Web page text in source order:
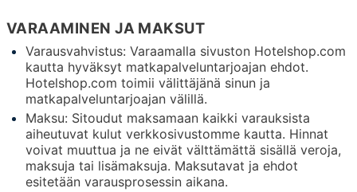
VARAAMINEN JA MAKSUT
Varausvahvistus: Varaamalla sivuston Hotelshop.com
kautta hyväksyt matkapalveluntarjoajan ehdot.
Hotelshop.com toimii välittäjänä sinun ja
matkapalveluntarjoajan välillä.
Maksu: Sitoudut maksamaan kaikki varauksista
aiheutuvat kulut verkkosivustomme kautta. Hinnat
voivat muuttua ja ne eivät välttämättä sisällä veroja,
maksuja tai lisämaksuja. Maksutavat ja ehdot
esitetään varausprosessin aikana.